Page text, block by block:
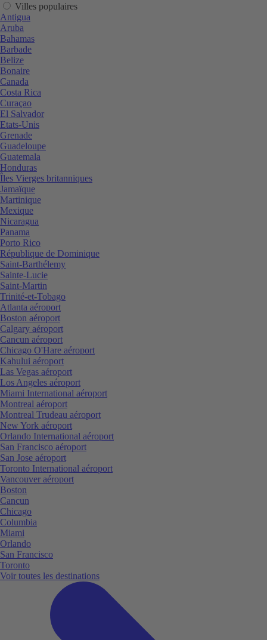
Villes populaires
Antigua
Aruba
Bahamas
Barbade
Belize
Bonaire
Canada
Costa Rica
Curaçao
El Salvador
Etats-Unis
Grenade
Guadeloupe
Guatemala
Honduras
Îles Vierges britanniques
Jamaïque
Martinique
Mexique
Nicaragua
Panama
Porto Rico
République de Dominique
Saint-Barthélemy
Sainte-Lucie
Saint-Martin
Trinité-et-Tobago
Atlanta aéroport
Boston aéroport
Calgary aéroport
Cancun aéroport
Chicago O'Hare aéroport
Kahului aéroport
Las Vegas aéroport
Los Angeles aéroport
Miami International aéroport
Montreal aéroport
Montreal Trudeau aéroport
New York aéroport
Orlando International aéroport
San Francisco aéroport
San Jose aéroport
Toronto International aéroport
Vancouver aéroport
Boston
Cancun
Chicago
Columbia
Miami
Orlando
San Francisco
Toronto
Voir toutes les destinations